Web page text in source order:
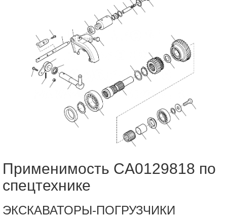
Применимость CA0129818 по
спецтехнике
ЭКСКАВАТОРЫ-ПОГРУЗЧИКИ